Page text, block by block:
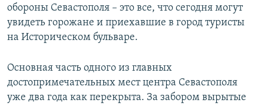
обороны Севастополя – это все, что сегодня могут
увидеть горожане и приехавшие в город туристы
на Историческом бульваре.
Основная часть одного из главных
достопримечательных мест центра Севастополя
уже два года как перекрыта. За забором вырытые